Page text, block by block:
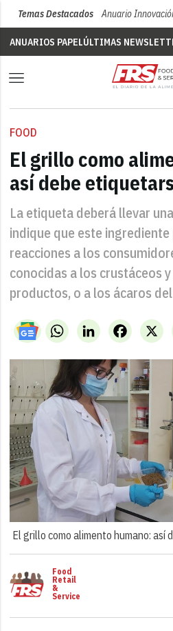
Temas Destacados Anuario
ANUARIOS PAPELÚLTIMAS
FOOD
El grillo como
así debe
La etiqueta deberá llevar
indique que este ingrediente
reacciones a los
conocidas a los crustáceos
productos, o a los ácaros
WhatsAppLinkedIn X
Facebook
El grillo como alimento humano:
Food
Retail
&
Service